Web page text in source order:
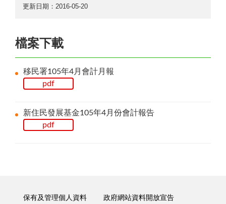
更新日期：2016-05-20
檔案下載
移民署105年4月會計月報
pdf
新住民發展基金105年4月份會計報告
pdf
保有及管理個人資料 政府網站資料開放宣告